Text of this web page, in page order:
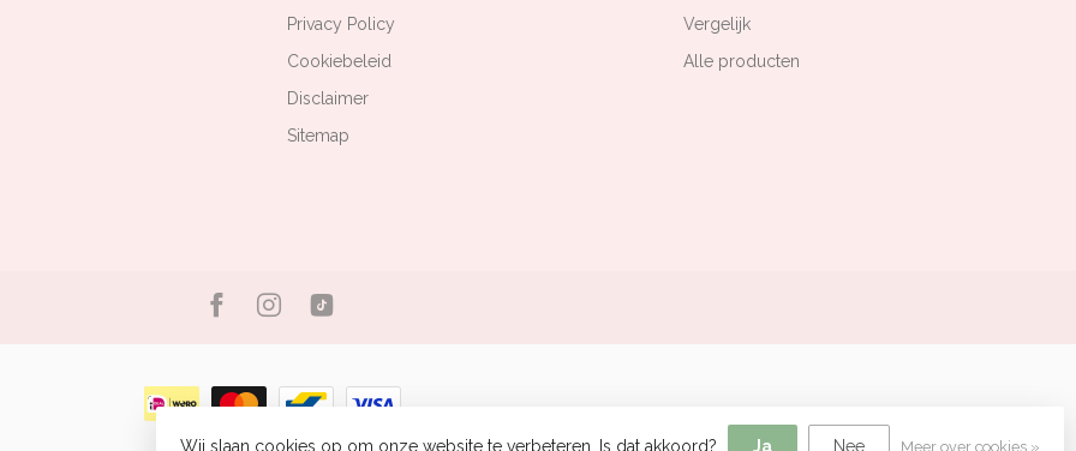
Privacy Policy
Cookiebeleid
Disclaimer
Sitemap
Vergelijk
Alle producten
Wij slaan cookies op om onze website te verbeteren. Is dat akkoord? Ja Nee Meer over cookies »